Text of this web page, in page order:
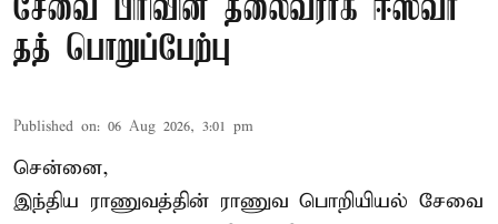
சேவை பிரிவின் தலைவராக ஈஸ்வர்
தத் பொறுப்பேற்பு
Published on: 06 Aug 2026, 3:01 pm
சென்னை,
இந்திய ராணுவத்தின் ராணுவ பொறியியல் சேவை